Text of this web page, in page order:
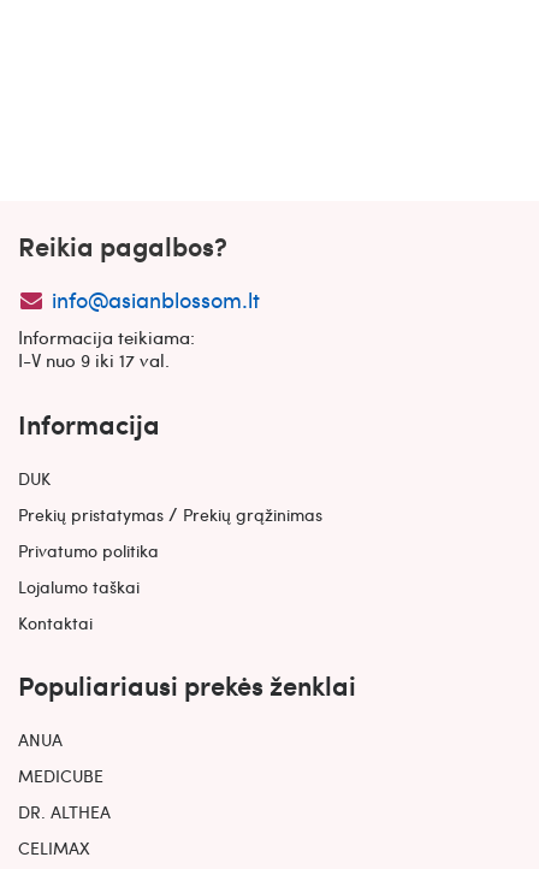
Reikia pagalbos?
info@asianblossom.lt
Informacija teikiama:
I-V nuo 9 iki 17 val.
Informacija
DUK
Prekių pristatymas / Prekių grąžinimas
Privatumo politika
Lojalumo taškai
Kontaktai
Populiariausi prekės ženklai
ANUA
MEDICUBE
DR. ALTHEA
CELIMAX